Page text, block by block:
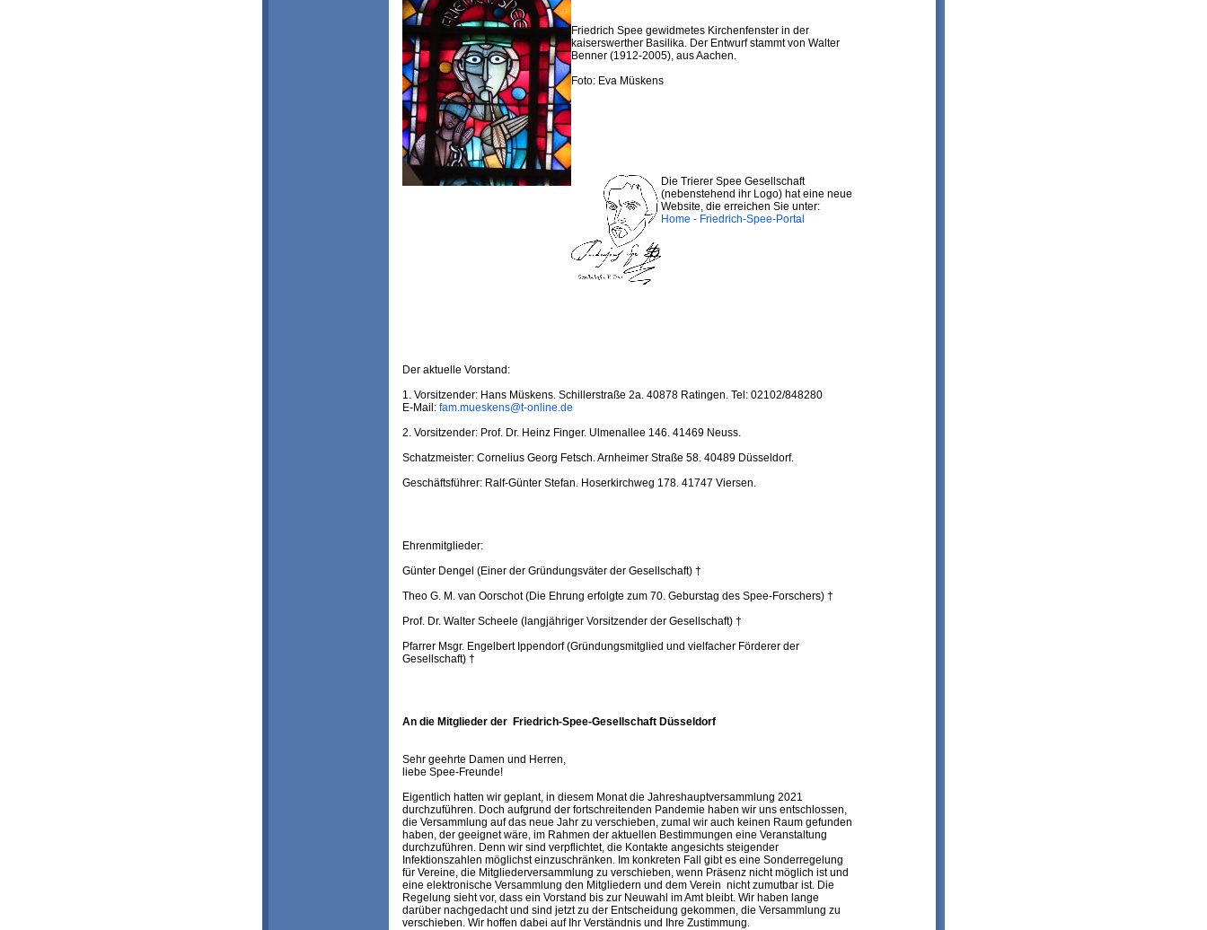
Friedrich Spee gewidmetes Kirchenfenster in der
kaiserswerther Basilika. Der Entwurf stammt von Walter
Benner (1912-2005), aus Aachen.
Foto: Eva Müskens
Die Trierer Spee Gesellschaft
(nebenstehend ihr Logo) hat eine neue
Website, die erreichen Sie unter:
Home - Friedrich-Spee-Portal
Der aktuelle Vorstand:
1. Vorsitzender: Hans Müskens. Schillerstraße 2a. 40878 Ratingen. Tel: 02102/848280
E-Mail: fam.mueskens@t-online.de
2. Vorsitzender: Prof. Dr. Heinz Finger. Ulmenallee 146. 41469 Neuss.
Schatzmeister: Cornelius Georg Fetsch. Arnheimer Straße 58. 40489 Düsseldorf.
Geschäftsführer: Ralf-Günter Stefan. Hoserkirchweg 178. 41747 Viersen.
Ehrenmitglieder:
Günter Dengel (Einer der Gründungsväter der Gesellschaft) †
Theo G. M. van Oorschot (Die Ehrung erfolgte zum 70. Geburstag des Spee-Forschers) †
Prof. Dr. Walter Scheele (langjähriger Vorsitzender der Gesellschaft) †
Pfarrer Msgr. Engelbert Ippendorf (Gründungsmitglied und vielfacher Förderer der
Gesellschaft) †
An die Mitglieder der Friedrich-Spee-Gesellschaft Düsseldorf
Sehr geehrte Damen und Herren,
liebe Spee-Freunde!
Eigentlich hatten wir geplant, in diesem Monat die Jahreshauptversammlung 2021
durchzuführen. Doch aufgrund der fortschreitenden Pandemie haben wir uns entschlossen,
die Versammlung auf das neue Jahr zu verschieben, zumal wir auch keinen Raum gefunden
haben, der geeignet wäre, im Rahmen der aktuellen Bestimmungen eine Veranstaltung
durchzuführen. Denn wir sind verpflichtet, die Kontakte angesichts steigender
Infektionszahlen möglichst einzuschränken. Im konkreten Fall gibt es eine Sonderregelung
für Vereine, die Mitgliederversammlung zu verschieben, wenn Präsenz nicht möglich ist und
eine elektronische Versammlung den Mitgliedern und dem Verein nicht zumutbar ist. Die
Regelung sieht vor, dass ein Vorstand bis zur Neuwahl im Amt bleibt. Wir haben lange
darüber nachgedacht und sind jetzt zu der Entscheidung gekommen, die Versammlung zu
verschieben. Wir hoffen dabei auf Ihr Verständnis und Ihre Zustimmung.